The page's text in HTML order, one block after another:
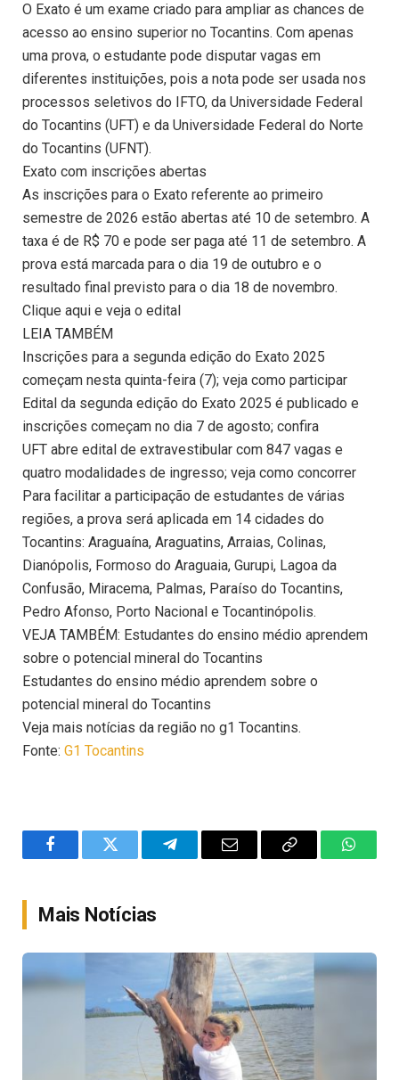
O Exato é um exame criado para ampliar as chances de
acesso ao ensino superior no Tocantins. Com apenas
uma prova, o estudante pode disputar vagas em
diferentes instituições, pois a nota pode ser usada nos
processos seletivos do IFTO, da Universidade Federal
do Tocantins (UFT) e da Universidade Federal do Norte
do Tocantins (UFNT).
Exato com inscrições abertas
As inscrições para o Exato referente ao primeiro
semestre de 2026 estão abertas até 10 de setembro. A
taxa é de R$ 70 e pode ser paga até 11 de setembro. A
prova está marcada para o dia 19 de outubro e o
resultado final previsto para o dia 18 de novembro.
Clique aqui e veja o edital
LEIA TAMBÉM
Inscrições para a segunda edição do Exato 2025
começam nesta quinta-feira (7); veja como participar
Edital da segunda edição do Exato 2025 é publicado e
inscrições começam no dia 7 de agosto; confira
UFT abre edital de extravestibular com 847 vagas e
quatro modalidades de ingresso; veja como concorrer
Para facilitar a participação de estudantes de várias
regiões, a prova será aplicada em 14 cidades do
Tocantins: Araguaína, Araguatins, Arraias, Colinas,
Dianópolis, Formoso do Araguaia, Gurupi, Lagoa da
Confusão, Miracema, Palmas, Paraíso do Tocantins,
Pedro Afonso, Porto Nacional e Tocantinópolis.
VEJA TAMBÉM: Estudantes do ensino médio aprendem
sobre o potencial mineral do Tocantins
Estudantes do ensino médio aprendem sobre o
potencial mineral do Tocantins
Veja mais notícias da região no g1 Tocantins.
Fonte: G1 Tocantins
FacebookTwitter TelegramEmail
Copy
Mais Notícias